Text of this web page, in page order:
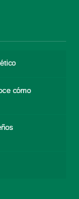
cómo